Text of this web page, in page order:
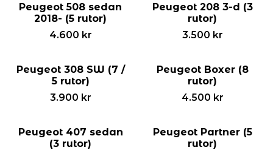
Peugeot 508 sedan
2018- (5 rutor)
4.600 kr
Peugeot 208 3-d (3
rutor)
3.500 kr
Peugeot 308 SW (7 /
5 rutor)
3.900 kr
Peugeot Boxer (8
rutor)
4.500 kr
Peugeot 407 sedan
(3 rutor)
Peugeot Partner (5
rutor)